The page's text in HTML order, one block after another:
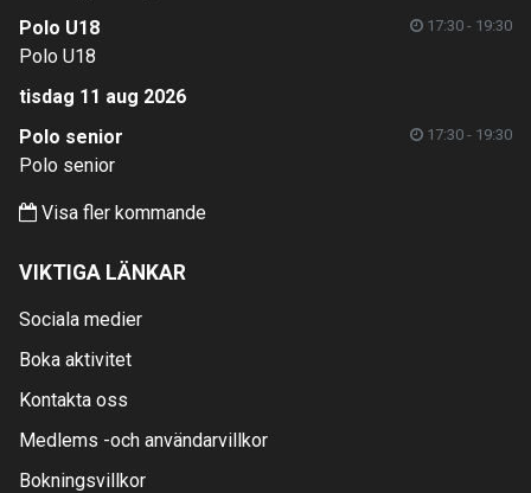
Polo U18
17:30 - 19:30
Polo U18
tisdag 11 aug 2026
Polo senior
17:30 - 19:30
Polo senior
Visa fler kommande
VIKTIGA LÄNKAR
Sociala medier
Boka aktivitet
Kontakta oss
Medlems -och användarvillkor
Bokningsvillkor